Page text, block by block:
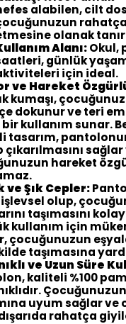
alabilen, cilt
olanak
Alanı:Okul,
günlük
için ideal.
ve Hareket
kumaşı,
dokunur ve teri
kullanım sunar.
tasarım,
sağlar
hareket
ve Şık Cepler:
işlevsel olup,
taşımasını
kullanım için
çocuğunuzun
taşımasına
ve Uzun Süre
kaliteli %100
uyum sağlar ve
rahatça